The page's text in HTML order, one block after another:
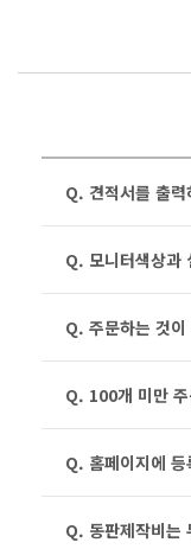
Q. 견적서를 출
Q. 모니터색상과
Q. 주문하는 것
Q. 100개 미만
Q. 홈페이지에
Q. 동판제작비는